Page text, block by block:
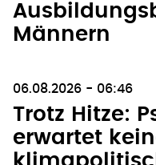
Männern
06.08.2026 - 06:46
Trotz Hitze:
erwartet